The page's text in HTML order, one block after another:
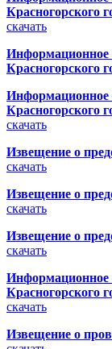
Красногорского
скачать
Информационное
Красногорского
Информационное
Красногорского
скачать
Извещение о
скачать
Извещение о
скачать
Извещение о
скачать
Информационное
Красногорского
скачать
Извещение о